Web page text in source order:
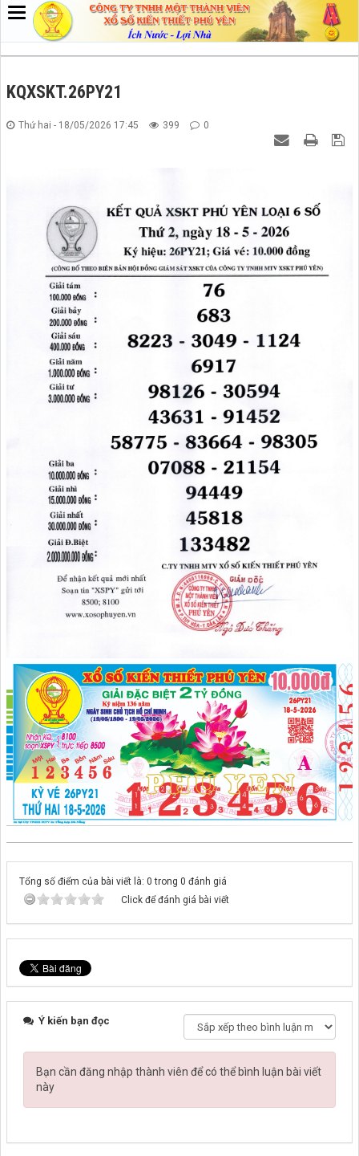
KQXSKT.26PY21
Thứ hai - 18/05/2026 17:45 399 0
Tổng số điểm của bài viết là: 0 trong 0 đánh giá
Click để đánh giá bài viết
Ý kiến bạn đọc
Bạn cần đăng nhập thành viên để có thể bình luận bài viết
này